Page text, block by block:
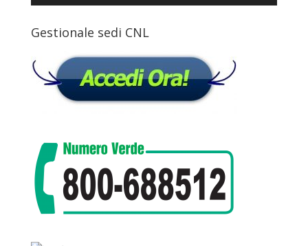
Gestionale sedi CNL